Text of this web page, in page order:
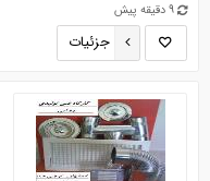
9 دقیقه پیش
جزئیات